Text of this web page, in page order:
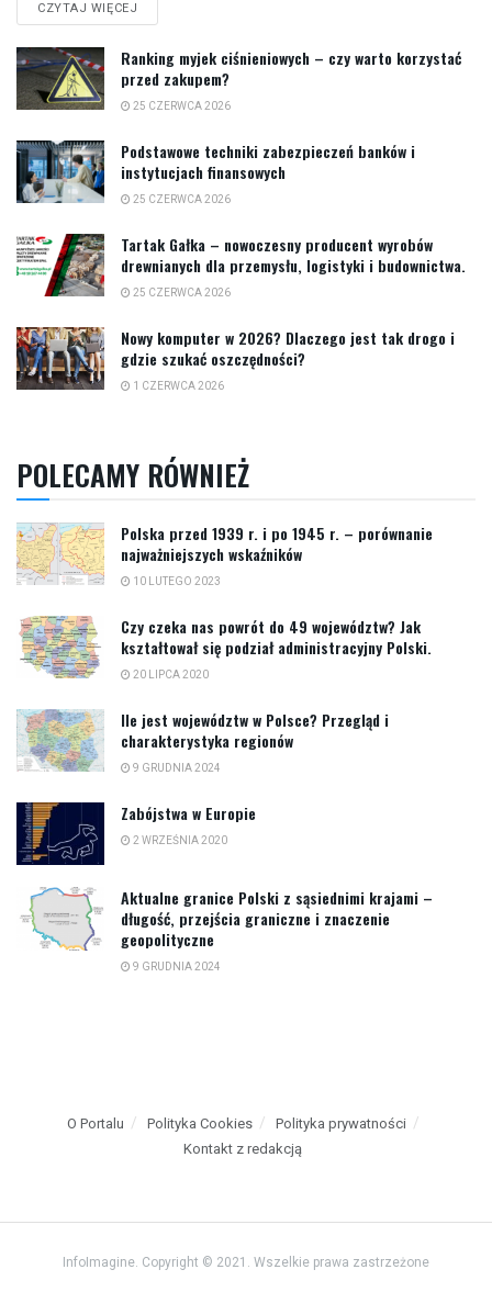
CZYTAJ WIĘCEJ
Ranking myjek ciśnieniowych – czy warto korzystać
przed zakupem?
25 CZERWCA 2026
Podstawowe techniki zabezpieczeń banków i
instytucjach finansowych
25 CZERWCA 2026
Tartak Gałka – nowoczesny producent wyrobów
drewnianych dla przemysłu, logistyki i budownictwa.
25 CZERWCA 2026
Nowy komputer w 2026? Dlaczego jest tak drogo i
gdzie szukać oszczędności?
1 CZERWCA 2026
POLECAMY RÓWNIEŻ
Polska przed 1939 r. i po 1945 r. – porównanie
najważniejszych wskaźników
10 LUTEGO 2023
Czy czeka nas powrót do 49 województw? Jak
kształtował się podział administracyjny Polski.
20 LIPCA 2020
Ile jest województw w Polsce? Przegląd i
charakterystyka regionów
9 GRUDNIA 2024
Zabójstwa w Europie
2 WRZEŚNIA 2020
Aktualne granice Polski z sąsiednimi krajami –
długość, przejścia graniczne i znaczenie
geopolityczne
9 GRUDNIA 2024
O Portalu Polityka Cookies
Polityka prywatności
Kontakt z redakcją
InfoImagine. Copyright © 2021. Wszelkie prawa zastrzeżone